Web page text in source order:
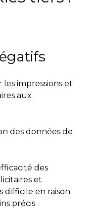
impressions et
aux
des données de
des
et
difficile en raison
précis